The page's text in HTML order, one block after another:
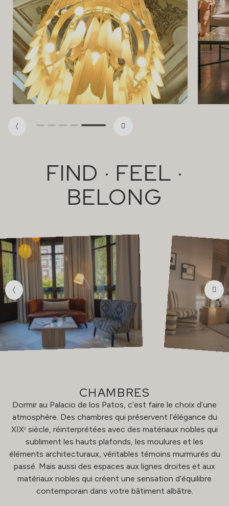
FIND · FEEL ·
BELONG
CHAMBRES
Dormir au Palacio de los Patos, c’est faire le choix d’une
atmosphère. Des chambres qui préservent l’élégance du
XIXᵉ siècle, réinterprétées avec des matériaux nobles qui
subliment les hauts plafonds, les moulures et les
éléments architecturaux, véritables témoins murmurés du
passé. Mais aussi des espaces aux lignes droites et aux
matériaux nobles qui créent une sensation d’équilibre
contemporain dans votre bâtiment albâtre.